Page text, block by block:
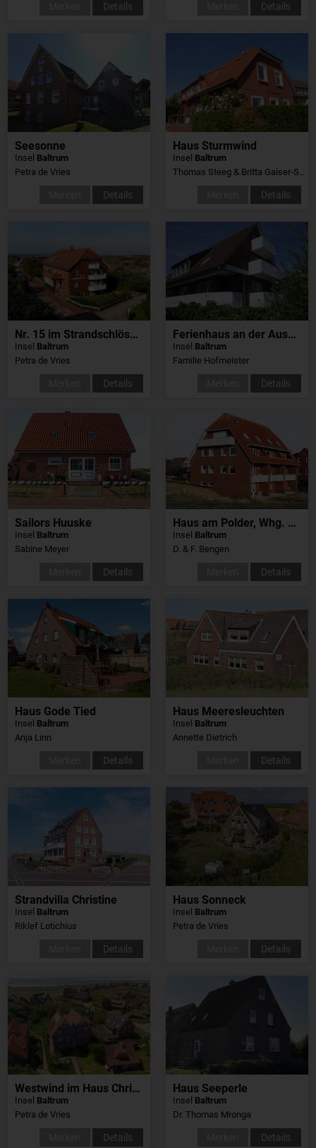
Details Details
Seesonne
Insel Baltrum
Petra de Vries
Details
Haus Sturmwind
Insel Baltrum
Thomas Steeg & Britta Gaiser-Steeg
Details
Nr. 15 im Strandschlösschen
Insel Baltrum
Petra de Vries
Details
Ferienhaus an der Aussichtsdüne
Insel Baltrum
Familie Hofmeister
Details
Sailors Huuske
Insel Baltrum
Sabine Meyer
Details
Haus am Polder, Whg. Möwe
Insel Baltrum
D. & F. Bengen
Details
Haus Gode Tied
Insel Baltrum
Anja Linn
Details
Haus Meeresleuchten
Insel Baltrum
Annette Dietrich
Details
Strandvilla Christine
Insel Baltrum
Riklef Lotichius
Details
Haus Sonneck
Insel Baltrum
Petra de Vries
Details
Westwind im Haus Christa
Insel Baltrum
Petra de Vries
Details
Haus Seeperle
Insel Baltrum
Dr. Thomas Mronga
Details